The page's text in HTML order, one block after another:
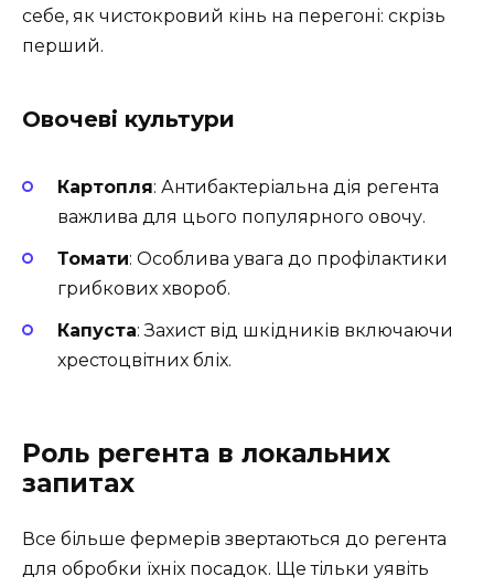
себе, як чистокровий кінь на перегоні: скрізь
перший.
Овочеві культури
Картопля: Антибактеріальна дія регента
важлива для цього популярного овочу.
Томати: Особлива увага до профілактики
грибкових хвороб.
Капуста: Захист від шкідників включаючи
хрестоцвітних бліх.
Роль регента в локальних
запитах
Все більше фермерів звертаються до регента
для обробки їхніх посадок. Ще тільки уявіть